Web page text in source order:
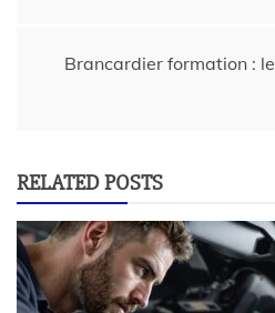
Brancardier formation :
RELATED POSTS